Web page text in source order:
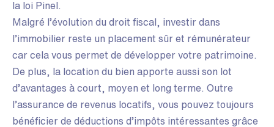
la loi Pinel.
Malgré l’évolution du droit fiscal, investir dans
l’immobilier reste un placement sûr et rémunérateur
car cela vous permet de développer votre patrimoine.
De plus, la location du bien apporte aussi son lot
d’avantages à court, moyen et long terme. Outre
l’assurance de revenus locatifs, vous pouvez toujours
bénéficier de déductions d’impôts intéressantes grâce